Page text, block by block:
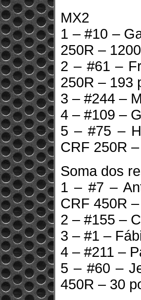
MX2
1 – #10 –
250R –
2 – #61 –
250R – 193
3 – #244 –
4 – #109 –
5 – #75 –
CRF 250R
Soma dos
1 – #7 –
CRF 450R
2 – #155 –
3 – #1 –
4 – #211 –
5 – #60 –
450R – 30